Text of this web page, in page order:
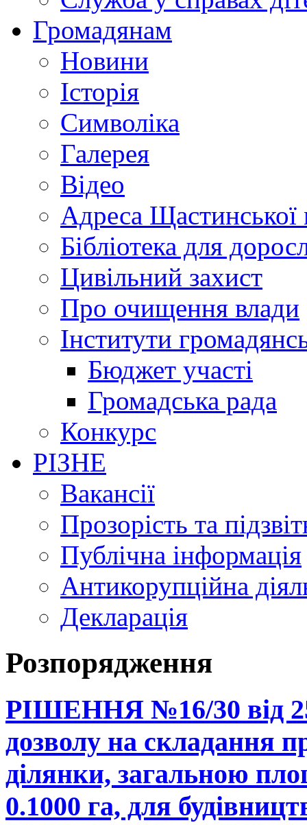
Громадянам
Новини
Історія
Символіка
Галерея
Відео
Адреса Щастинської
Бібліотека для
Цивільний захист
Про очищення влади
Інститути
Бюджет участі
Громадська рада
Конкурс
РІЗНЕ
Вакансії
Прозорість та
Публічна інформація
Антикорупційна
Декларація
Розпорядження
РІШЕННЯ №16/30 від
дозволу на складання
ділянки, загальною
0.1000 га, для